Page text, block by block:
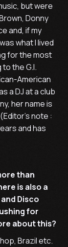
but were
Donny
and, if my
what I lived
for the most
the G.I.
American
a DJ at a club
her name is
note :
and has
than
is also a
Disco
for
about this?
Brazil etc.